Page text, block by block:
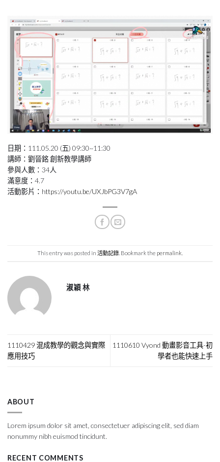
日期：111.05.20 (五) 09:30~11:30
講師：劉晉銘 創新教學講師
參與人數：34人
滿意度：4.7
活動影片：https://youtu.be/UXJbPG3V7gA
This entry was posted in 活動記錄 . Bookmark the permalink
淑穎 林
1110429 混成教學的觀念與實際
應用技巧
1110610 Vyond 動畫影音工具-初
學者也能快速上手
ABOUT
Lorem ipsum dolor sit amet, consectetuer adipiscing elit, sed diam
nonummy nibh euismod tincidunt.
RECENT COMMENTS